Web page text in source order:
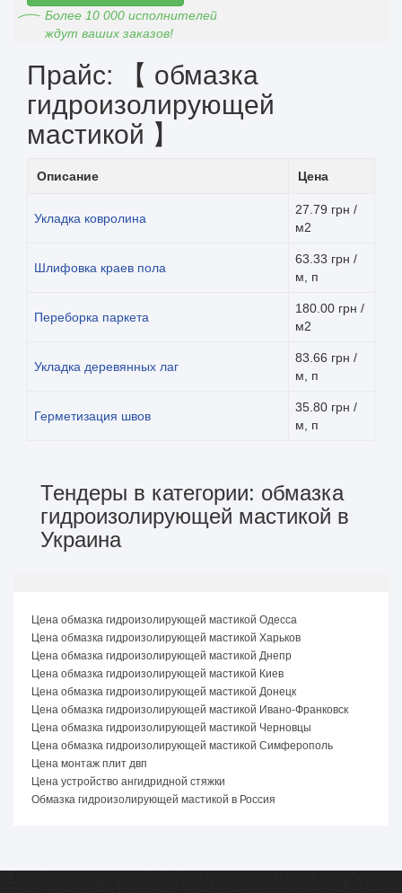
Более 10 000 исполнителей
ждут ваших заказов!
Прайс: 【 обмазка
гидроизолирующей
мастикой 】
Описание Цена
Укладка ковролина
27.79 грн /
м2
Шлифовка краев пола
63.33 грн /
м, п
Переборка паркета
180.00 грн /
м2
Укладка деревянных лаг
83.66 грн /
м, п
Герметизация швов
35.80 грн /
м, п
Тендеры в категории: обмазка
гидроизолирующей мастикой в
Украина
Цена обмазка гидроизолирующей мастикой Одесса
Цена обмазка гидроизолирующей мастикой Харьков
Цена обмазка гидроизолирующей мастикой Днепр
Цена обмазка гидроизолирующей мастикой Киев
Цена обмазка гидроизолирующей мастикой Донецк
Цена обмазка гидроизолирующей мастикой Ивано-Франковск
Цена обмазка гидроизолирующей мастикой Черновцы
Цена обмазка гидроизолирующей мастикой Симферополь
Цена монтаж плит двп
Цена устройство ангидридной стяжки
Обмазка гидроизолирующей мастикой в Россия